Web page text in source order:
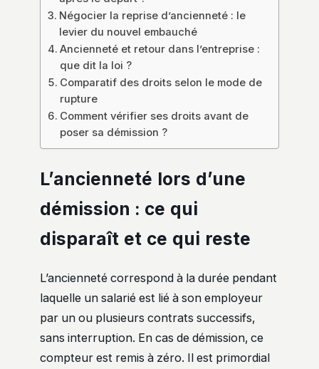
Négocier la reprise d’ancienneté : le
levier du nouvel embauché
Ancienneté et retour dans l’entreprise :
que dit la loi ?
Comparatif des droits selon le mode de
rupture
Comment vérifier ses droits avant de
poser sa démission ?
L’ancienneté lors d’une
démission : ce qui
disparaît et ce qui reste
L’ancienneté correspond à la durée pendant
laquelle un salarié est lié à son employeur
par un ou plusieurs contrats successifs,
sans interruption. En cas de démission, ce
compteur est remis à zéro. Il est primordial